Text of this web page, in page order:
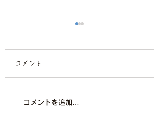
プロフィール撮影/宣材
コメント
コメントを追加…